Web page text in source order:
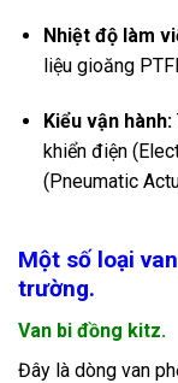
Nhiệt độ làm
liệu gioăng
Kiểu vận hành:
khiển điện
(Pneumatic
Một số loại
trường.
Van bi đồng kitz.
Đây là dòng van